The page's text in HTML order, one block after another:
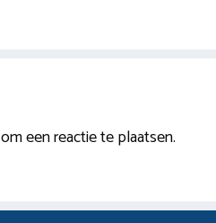
om een reactie te plaatsen.